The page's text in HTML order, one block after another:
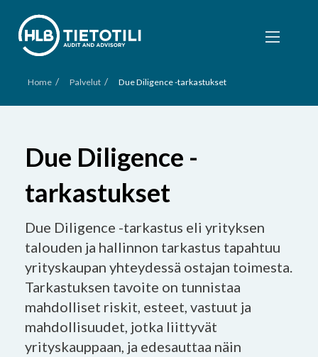
Home / Palvelut / Due Diligence -tarkastukset
Due Diligence -
tarkastukset
Due Diligence -tarkastus eli yrityksen
talouden ja hallinnon tarkastus tapahtuu
yrityskaupan yhteydessä ostajan toimesta.
Tarkastuksen tavoite on tunnistaa
mahdolliset riskit, esteet, vastuut ja
mahdollisuudet, jotka liittyvät
yrityskauppaan, ja edesauttaa näin